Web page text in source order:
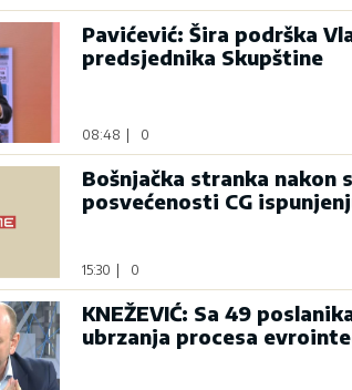
Pavićević: Šira podrška
predsjednika Skupštine
08:48 0
Bošnjačka stranka nakon
posvećenosti CG
15:30 0
KNEŽEVIĆ: Sa 49
ubrzanja procesa